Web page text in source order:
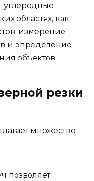
углеродные
областях, как
измерение
и определение
объектов.
резки
множество
позволяет